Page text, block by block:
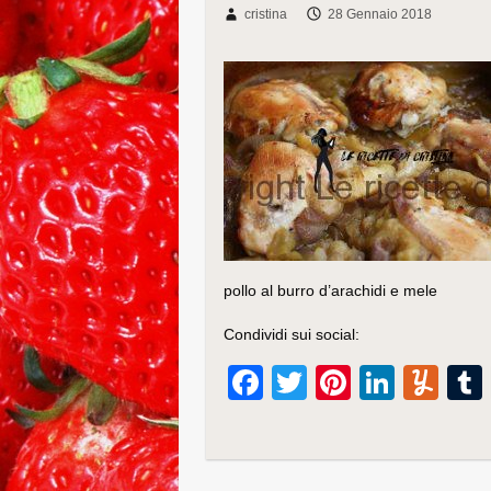
cristina 28 Gennaio 2018
pollo al burro d’arachidi e mele
Condividi sui social:
F
c
T
tt
Pi
er
Li
k
Y
m